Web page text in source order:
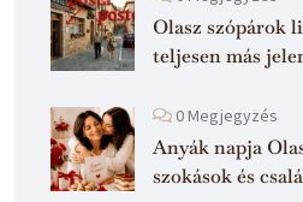
Olasz szópárok
teljesen más
0 Megjegyzés
Anyák napja
szokások és